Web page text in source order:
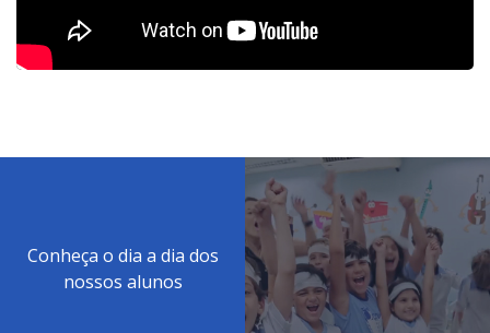
Conheça o dia a dia dos
nossos alunos